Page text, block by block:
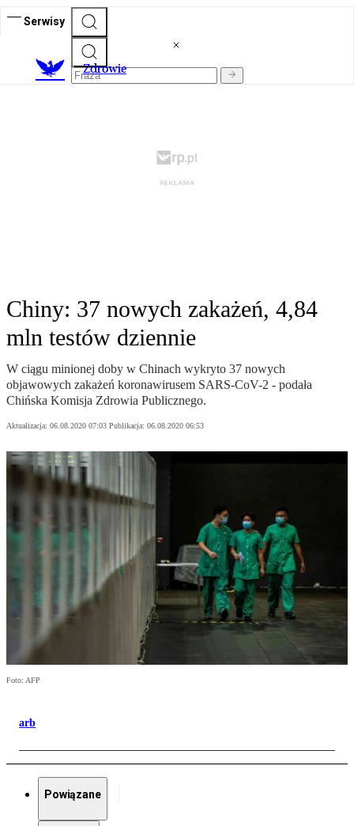
Serwisy
Zdrowie
Chiny: 37 nowych zakażeń, 4,84
mln testów dziennie
W ciągu minionej doby w Chinach wykryto 37 nowych
objawowych zakażeń koronawirusem SARS-CoV-2 - podała
Chińska Komisja Zdrowia Publicznego.
Aktualizacja: 06.08.2020 07:03 Publikacja: 06.08.2020 06:53
Foto: AFP
arb
Powiązane